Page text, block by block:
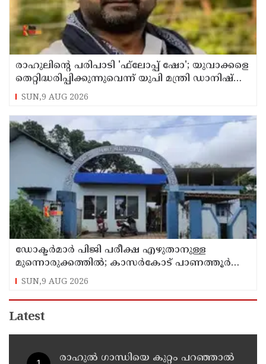
രാഹുലിന്റെ പരിപാടി 'ഫ്‌ലോപ്പ് ഷോ'; യുവാക്കളെ
തെറ്റിദ്ധരിപ്പിക്കുന്നുവെന്ന് യുപി മന്ത്രി ഡാനിഷ്
അന്‍സാരി
SUN,9 AUG 2026
ഡോക്ടര്‍മാര്‍ പിജി പരീക്ഷ എഴുതാനുള്ള
മുന്നൊരുക്കത്തില്‍; കാസര്‍കോട് പാണത്തൂര്‍
കുടുംബാരോഗ്യ കേന്ദ്രം അടച്ചുപൂട്ടി
SUN,9 AUG 2026
Latest
രാഹുല്‍ ഗാന്ധിയെ കുറ്റം പറഞ്ഞാല്‍